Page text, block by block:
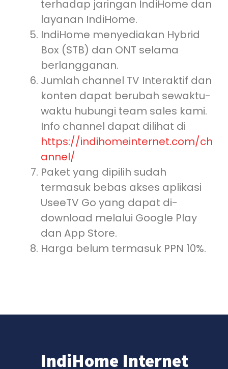
terhadap jaringan IndiHome dan
layanan IndiHome.
IndiHome menyediakan Hybrid
Box (STB) dan ONT selama
berlangganan.
Jumlah channel TV Interaktif dan
konten dapat berubah sewaktu-
waktu hubungi team sales kami.
Info channel dapat dilihat di
https://indihomeinternet.com/ch
annel/
Paket yang dipilih sudah
termasuk bebas akses aplikasi
UseeTV Go yang dapat di-
download melalui Google Play
dan App Store.
Harga belum termasuk PPN 10%.
IndiHome Internet